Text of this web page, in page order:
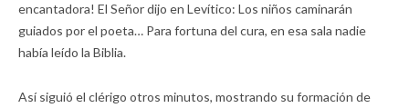
encantadora! El Señor dijo en Levítico: Los niños caminarán
guiados por el poeta… Para fortuna del cura, en esa sala nadie
había leído la Biblia.
Así siguió el clérigo otros minutos, mostrando su formación de